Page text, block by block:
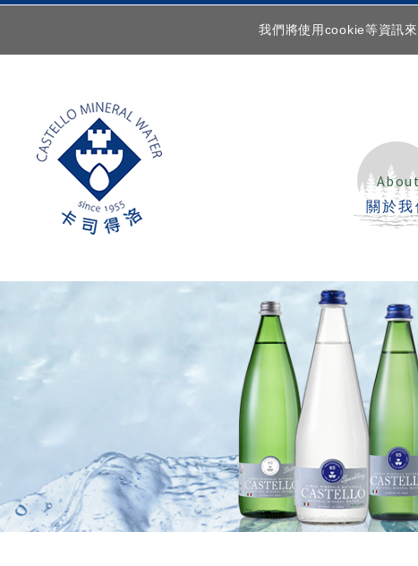
我們將使用cookie等資訊
About
關於我